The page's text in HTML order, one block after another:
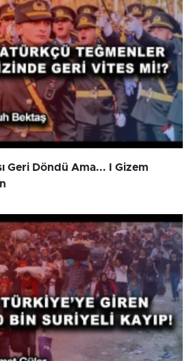
Geri Döndü Ama... I Gizem